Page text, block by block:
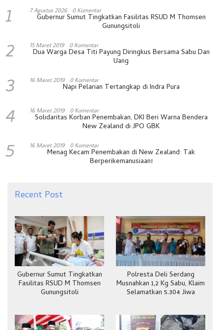
1 7 Agustus 2026 0 Komentar
Gubernur Sumut Tingkatkan Fasilitas RSUD M Thomsen
Gunungsitoli
2 15 Maret 2019 0 Komentar
Dua Warga Desa Titi Payung Diringkus Bersama Sabu Dan
Uang
3 16 Maret 2019 0 Komentar
Napi Pelarian Tertangkap di Indra Pura
4 16 Maret 2019 0 Komentar
Solidaritas Korban Penembakan, DKI Beri Warna Bendera
New Zealand di JPO GBK
5 16 Maret 2019 0 Komentar
Menag Kecam Penembakan di New Zealand: Tak
Berperikemanusiaan!
Recent Post
Gubernur Sumut Tingkatkan
Fasilitas RSUD M Thomsen
Gunungsitoli
Polresta Deli Serdang
Musnahkan 1,2 Kg Sabu, Klaim
Selamatkan 5.304 Jiwa